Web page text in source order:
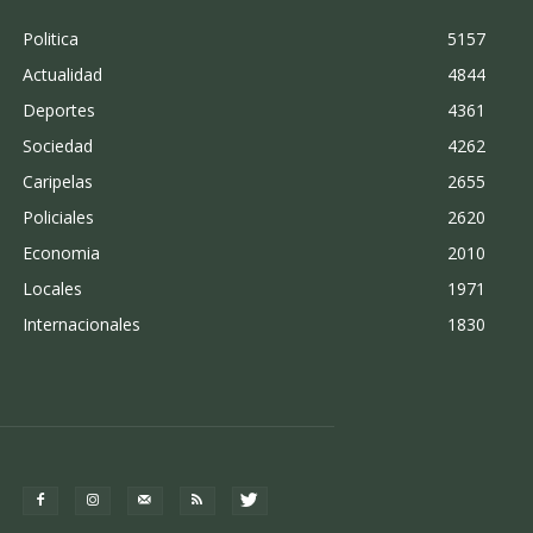
Politica
5157
Actualidad
4844
Deportes
4361
Sociedad
4262
Caripelas
2655
Policiales
2620
Economia
2010
Locales
1971
Internacionales
1830